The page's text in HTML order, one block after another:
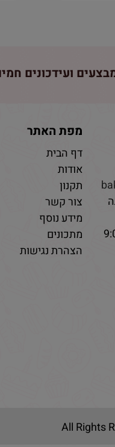
ועידכונים
מפת האתר
דף הבית
אודות
תקנון
צור קשר
מידע נוסף
מתכונים
הצהרת נגישות